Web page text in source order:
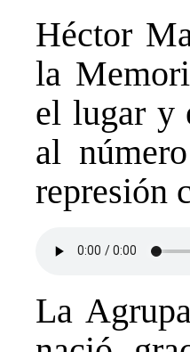
Héctor
la
el lugar y
al
represión
La